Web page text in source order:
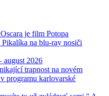
je film Potopa
na blu-ray nosiči
august 2026
trapnost na novém
programu karlovarské